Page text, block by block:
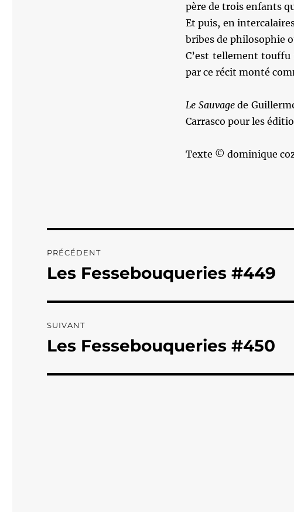
père de trois enfants
Et puis, en
bribes de philosophie
C’est tellement
par ce récit monté
Le Sauvagede
Carrasco pour les
Texte © dominique
de
PRÉCÉDENT
Publication
Les Fessebouqueries #449
SUIVANT
Publication
Les Fessebouqueries #450